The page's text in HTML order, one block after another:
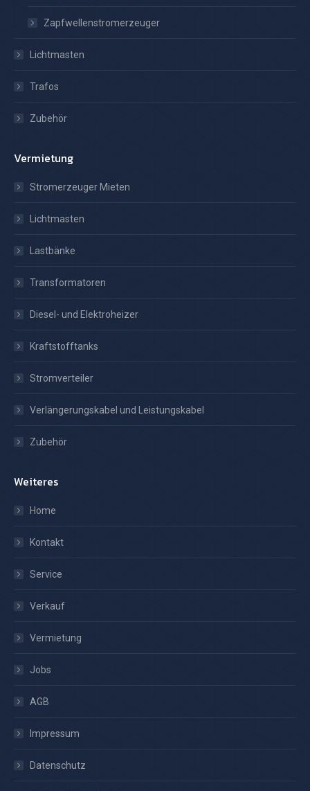
Zapfwellenstromerzeuger
Lichtmasten
Trafos
Zubehör
Vermietung
Stromerzeuger Mieten
Lichtmasten
Lastbänke
Transformatoren
Diesel- und Elektroheizer
Kraftstofftanks
Stromverteiler
Verlängerungskabel und Leistungskabel
Zubehör
Weiteres
Home
Kontakt
Service
Verkauf
Vermietung
Jobs
AGB
Impressum
Datenschutz